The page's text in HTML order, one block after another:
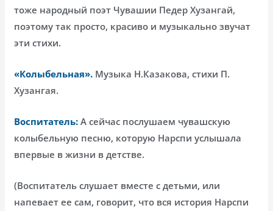
тоже народный поэт Чувашии Педер Хузангай,
поэтому так просто, красиво и музыкально звучат
эти стихи.
«Колыбельная». Музыка Н.Казакова, стихи П.
Хузангая.
Воспитатель:А сейчас послушаем чувашскую
колыбельную песню, которую Нарспи услышала
впервые в жизни в детстве.
(Воспитатель слушает вместе с детьми, или
напевает ее сам, говорит, что вся история Нарспи